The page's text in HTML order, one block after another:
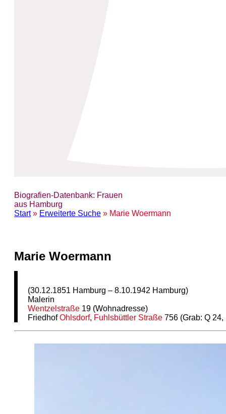
Biografien-Datenbank: Frauen
aus Hamburg
Start» Erweiterte Suche » Marie Woermann
Marie Woermann
(30.12.1851 Hamburg – 8.10.1942 Hamburg)
Malerin
Wentzelstraße 19 (Wohnadresse)
FriedhofOhlsdorf, Fuhlsbüttler Straße 756 (Grab: Q 24,